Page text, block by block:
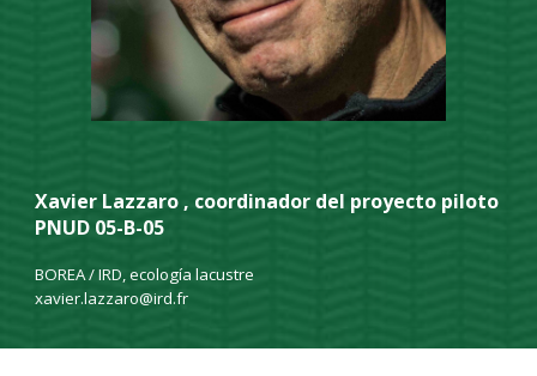
Xavier Lazzaro , coordinador del proyecto piloto
PNUD 05-B-05
BOREA / IRD, ecología lacustre
xavier.lazzaro@ird.fr